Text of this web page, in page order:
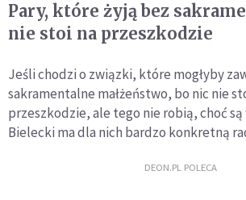
Pary, które żyją bez
nie stoi na przeszkodzie
Jeśli chodzi o związki, które mogłyby
sakramentalne małżeństwo, bo nic nie
przeszkodzie, ale tego nie robią, choć są
Bielecki ma dla nich bardzo konkretną
DEON.PL POLECA